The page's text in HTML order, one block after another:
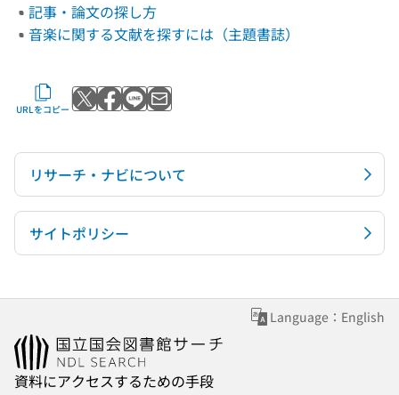
記事・論文の探し方
音楽に関する文献を探すには（主題書誌）
URLをコピー Xでポストする
Facebookでシェアする
LINEで送る
メールで送る
リサーチ・ナビについて
サイトポリシー
Language：English
資料にアクセスするための手段